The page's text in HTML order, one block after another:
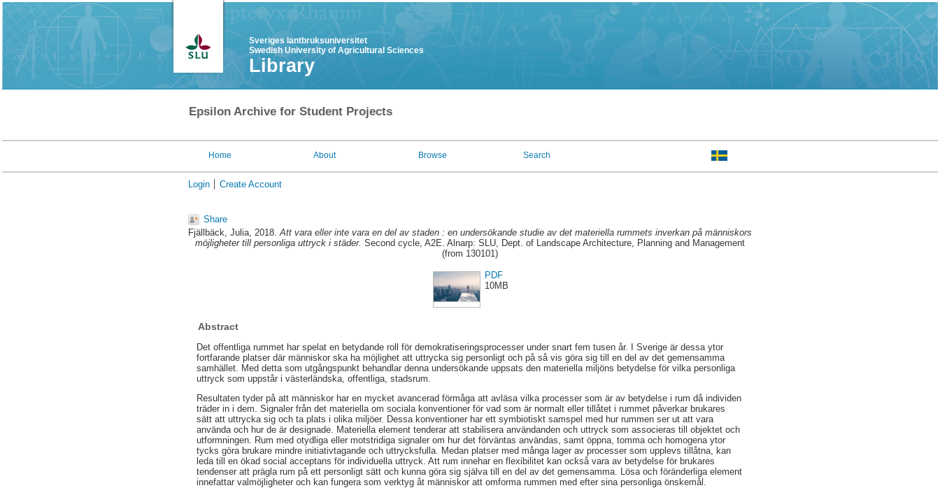
Sveriges lantbruksuniversitet
Swedish University of Agricultural Sciences
Library
Epsilon Archive for Student Projects
Home About Browse Search
Login Create Account
Share
Fjällbäck, Julia, 2018.Att vara eller inte vara en del av staden : en undersökande studie av det materiella rummets inverkan på människors
möjligheter till personliga uttryck i städer. Second cycle, A2E. Alnarp: SLU, Dept. of Landscape Architecture, Planning and Management
(from 130101)
PDF
10MB
Abstract
Det offentliga rummet har spelat en betydande roll för demokratiseringsprocesser under snart fem tusen år. I Sverige är dessa ytor
fortfarande platser där människor ska ha möjlighet att uttrycka sig personligt och på så vis göra sig till en del av det gemensamma
samhället. Med detta som utgångspunkt behandlar denna undersökande uppsats den materiella miljöns betydelse för vilka personliga
uttryck som uppstår i västerländska, offentliga, stadsrum.
Resultaten tyder på att människor har en mycket avancerad förmåga att avläsa vilka processer som är av betydelse i rum då individen
träder in i dem. Signaler från det materiella om sociala konventioner för vad som är normalt eller tillåtet i rummet påverkar brukares
sätt att uttrycka sig och ta plats i olika miljöer. Dessa konventioner har ett symbiotiskt samspel med hur rummen ser ut att vara
använda och hur de är designade. Materiella element tenderar att stabilisera användanden och uttryck som associeras till objektet och
utformningen. Rum med otydliga eller motstridiga signaler om hur det förväntas användas, samt öppna, tomma och homogena ytor
tycks göra brukare mindre initiativtagande och uttrycksfulla. Medan platser med många lager av processer som upplevs tillåtna, kan
leda till en ökad social acceptans för individuella uttryck. Att rum innehar en flexibilitet kan också vara av betydelse för brukares
tendenser att prägla rum på ett personligt sätt och kunna göra sig själva till en del av det gemensamma. Lösa och föränderliga element
innefattar valmöjligheter och kan fungera som verktyg åt människor att omforma rummen med efter sina personliga önskemål.